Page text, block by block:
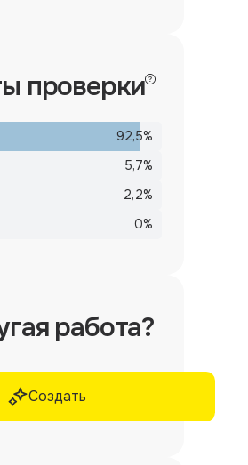
проверки
92,5%
5,7%
2,2%
0%
работа?
Создать